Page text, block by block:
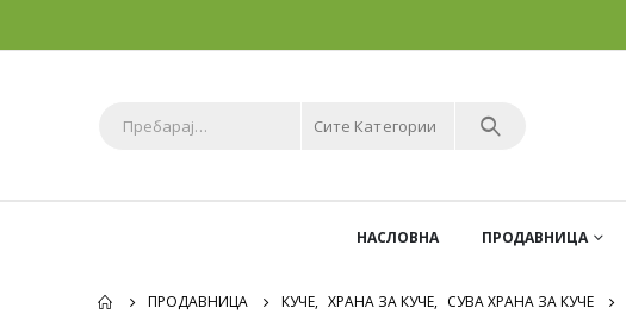
Сите Категории
НАСЛОВНА ПРОДАВНИЦА
ПРОДАВНИЦА КУЧЕ, ХРАНА ЗА КУЧЕ, СУВА ХРАНА ЗА КУЧЕ